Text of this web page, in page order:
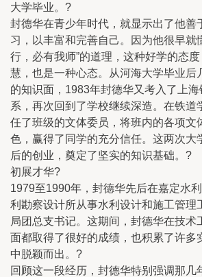
大学毕业。?
封德华在青少年时代，就显示出了他善
习，以丰富和完善自己。因为他很早就
行，必有我师”的道理，这种好学的态
慧，也是一种心态。从河海大学毕业后
的知识面，1983年封德华又考入了上
系，再次回到了学校继续深造。在铁道
任了班级的文体委员，将班内的各项文
色，赢得了同学的充分信任。这两次大
后的创业，奠定了坚实的知识基础。?
初展才华?
1979至1990年，封德华先后在嘉定水
利勘察设计所从事水利设计和施工管理
局团总支书记。这期间，封德华在技术
面都取得了很好的成绩，也积累了许多
中脱颖而出。?
回顾这一段经历，封德华特别强调那几